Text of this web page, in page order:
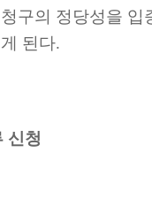
구의 정당성을 입
된다.
신청